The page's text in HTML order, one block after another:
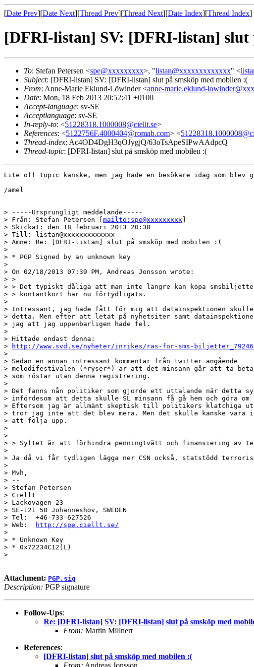
[Date Prev][Date Next][Thread Prev][Thread Next][Date Index][Thread Index]
[DFRI-listan] SV: [DFRI-listan] slut
To: Stefan Petersen <spe@xxxxxxxxx>, "listan@xxxxxxxxxxxxx" <
Subject: [DFRI-listan] SV: [DFRI-listan] slut på smsköp med mobilen :(
From: Anne-Marie Eklund-Löwinder <anne-marie.eklund-
Date: Mon, 18 Feb 2013 20:52:41 +0100
Accept-language: sv-SE
Acceptlanguage: sv-SE
In-reply-to: <51228318.1000008@ciellt.se>
References: <5122756F.4000404@romab.com> <
Thread-index: Ac4OD4DgH3qOJygjQ/63oTsApeSIPwAAdpcQ
Thread-topic: [DFRI-listan] slut på smsköp med mobilen :(
Lite off topic kanske, men jag hade en besökare idag som
/amel
> -----Ursprungligt meddelande-----
> Från: Stefan Petersen [ mailto:spe@xxxxxxxxx
> Skickat: den 18 februari 2013 20:38
> Till: listan@xxxxxxxxxxxxx
> Ämne: Re: [DFRI-listan] slut på smsköp med mobilen :(
>
> * PGP Signed by an unknown key
>
> On 02/18/2013 07:39 PM, Andreas Jonsson wrote:
> >
> > Det typiskt dåliga att man inte längre kan köpa smsbiljetter
> > kontantkort har nu förtydligats.
>
> Intressant, jag hade fått för mig att datainspektionen
> detta. Men efter att letat på nyhetsiter samt
> jag att jag uppenbarligen hade fel.
>
> Hittade endast denna:
>
http://www.svd.se/nyheter/inrikes/ras-for-sms-
>
> Sedan en annan intressant kommentar från twitter angående
> melodifestivalen (*ryser*) är att det minsann går att ta
> som röstar utan denna registrering.
>
> Det fanns nån politiker som gjorde ett uttalande när detta
> infördesom att detta skulle SL minsann få gå hem och göra
> Eftersom jag är allmänt skeptisk till politikers klatchiga
> tror jag inte att det blev mera. Men det skulle kanske vara
> att följa upp.
>
>
> > Syftet är att förhindra penningtvätt och finansiering av
>
> Ja då vi får tydligen lägga ner CSN också, statstödd
>
> Mvh,
> --
> Stefan Petersen
> Ciellt
> Läckövägen 23
> SE-121 50 Johanneshov, SWEDEN
> Tel:  +46-733-627526
> Web:
http://spe.ciellt.se/
>
> * Unknown Key
> * 0x72234C12(L)
>
Attachment: PGP.sig
Description: PGP signature
Follow-Ups:
Re: [DFRI-listan] SV: [DFRI-listan] slut på smsköp med
From: Martin Millnert
References:
[DFRI-listan] slut på smsköp med mobilen :(
From: Andreas Jonsson